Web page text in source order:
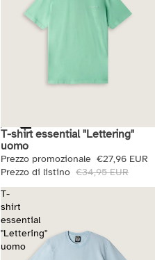
Saldi
T-shirt essential "Lettering"
uomo
Prezzo promozionale €27,96 EUR
Prezzo di listino €34,95 EUR
T-
shirt
essential
"Lettering"
uomo